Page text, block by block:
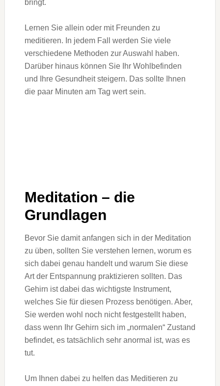
bringt.
Lernen Sie allein oder mit Freunden zu
meditieren. In jedem Fall werden Sie viele
verschiedene Methoden zur Auswahl haben.
Darüber hinaus können Sie Ihr Wohlbefinden
und Ihre Gesundheit steigern. Das sollte Ihnen
die paar Minuten am Tag wert sein.
Meditation – die
Grundlagen
Bevor Sie damit anfangen sich in der Meditation
zu üben, sollten Sie verstehen lernen, worum es
sich dabei genau handelt und warum Sie diese
Art der Entspannung praktizieren sollten. Das
Gehirn ist dabei das wichtigste Instrument,
welches Sie für diesen Prozess benötigen. Aber,
Sie werden wohl noch nicht festgestellt haben,
dass wenn Ihr Gehirn sich im „normalen“ Zustand
befindet, es tatsächlich sehr anormal ist, was es
tut.
Um Ihnen dabei zu helfen das Meditieren zu